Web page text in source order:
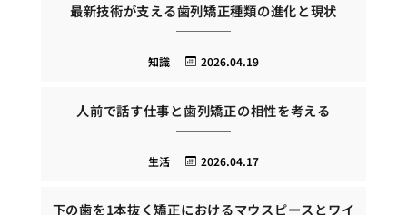
最新技術が支える歯列矯正種類の進化と現状
2026.04.19
知識
人前で話す仕事と歯列矯正の相性を考える
2026.04.17
生活
下の歯を1本抜く矯正におけるマウスピースとワイ